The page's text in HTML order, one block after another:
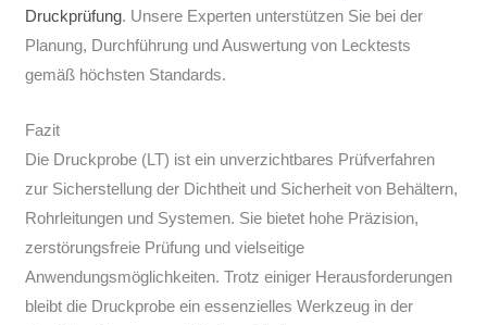
Druckprüfung. Unsere Experten unterstützen Sie bei der
Planung, Durchführung und Auswertung von Lecktests
gemäß höchsten Standards.
Fazit
Die Druckprobe (LT) ist ein unverzichtbares Prüfverfahren
zur Sicherstellung der Dichtheit und Sicherheit von Behältern,
Rohrleitungen und Systemen. Sie bietet hohe Präzision,
zerstörungsfreie Prüfung und vielseitige
Anwendungsmöglichkeiten. Trotz einiger Herausforderungen
bleibt die Druckprobe ein essenzielles Werkzeug in der